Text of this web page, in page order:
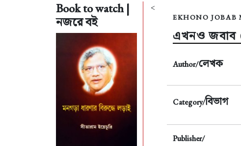
Book to watch |
নজরে বই
<
EKHONO JOBAB
এখনও জবাব
Author/লেখক
Category/বিভাগ
Publisher/